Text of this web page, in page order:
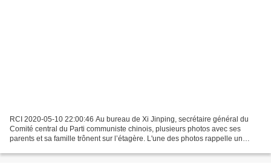
RCI 2020-05-10 22:00:46 Au bureau de Xi Jinping, secrétaire général du
Comité central du Parti communiste chinois, plusieurs photos avec ses
parents et sa famille trônent sur l’étagère. L'une des photos rappelle un